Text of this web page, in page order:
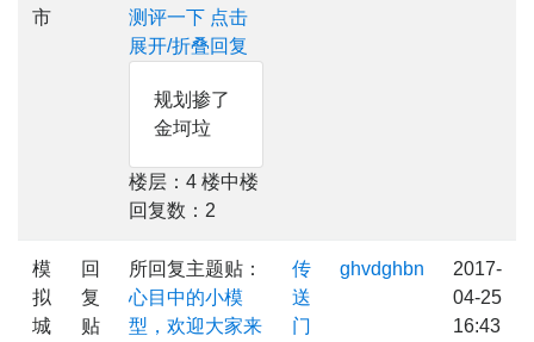
市
测评一下 点击
展开/折叠回复
规划掺了
金坷垃
楼层：4 楼中楼
回复数：2
模
拟
城
回
复
贴
所回复主题贴：
心目中的小模
型，欢迎大家来
传
送
门
ghvdghbn
2017-
04-25
16:43